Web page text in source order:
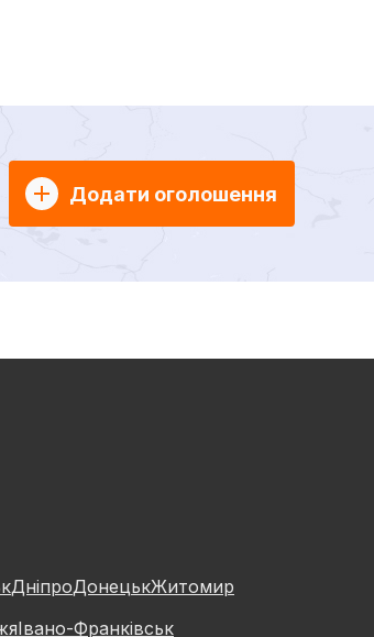
Додати оголошення
ДніпроДонецькЖитомир
Івано-Франківськ